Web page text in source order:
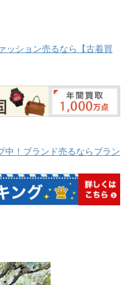
ッション売るなら【古着買
！ブランド売るならブラン